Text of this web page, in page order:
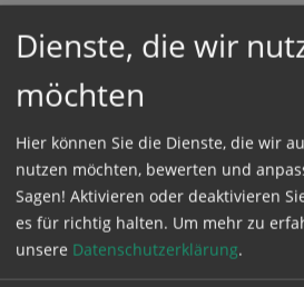
ProduktKathpress_online.
GESCHÜTZTER BEREICH
Bitte melden Sie sich mit
und Passwort an.
Dienste, die wir
möchten
Hier können Sie die Dienste, die wir
nutzen möchten, bewerten und
Sagen! Aktivieren oder deaktivieren
es für richtig halten. Um mehr zu
unsere Datenschutzerklärung.